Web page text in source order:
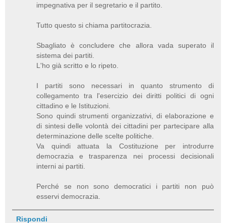
impegnativa per il segretario e il partito.
Tutto questo si chiama partitocrazia.
Sbagliato è concludere che allora vada superato il
sistema dei partiti.
L'ho già scritto e lo ripeto.
I partiti sono necessari in quanto strumento di
collegamento tra l'esercizio dei diritti politici di ogni
cittadino e le Istituzioni.
Sono quindi strumenti organizzativi, di elaborazione e
di sintesi delle volontà dei cittadini per partecipare alla
determinazione delle scelte politiche.
Va quindi attuata la Costituzione per introdurre
democrazia e trasparenza nei processi decisionali
interni ai partiti.
Perché se non sono democratici i partiti non può
esservi democrazia.
Rispondi